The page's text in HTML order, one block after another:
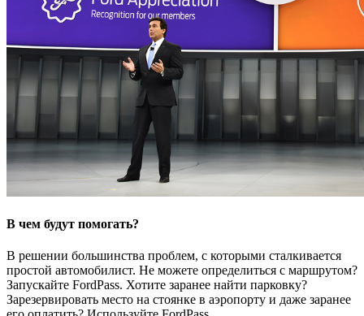
В чем будут помогать?
В решении большинства проблем, с которыми сталкивается
простой автомобилист. Не можете определиться с маршрутом?
Запускайте FordPass. Хотите заранее найти парковку?
Зарезервировать место на стоянке в аэропорту и даже заранее